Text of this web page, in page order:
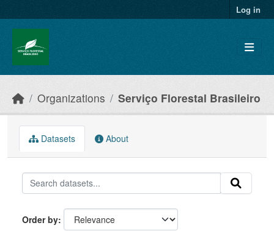
Log in
Organizations Serviço Florestal Brasileiro
Datasets About
Order by